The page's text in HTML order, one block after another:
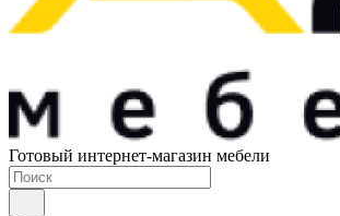
Готовый интернет-магазин мебели